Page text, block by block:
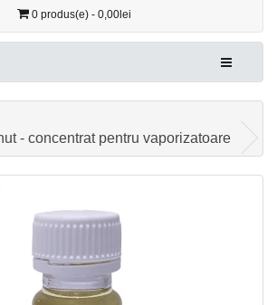
0 produs(e) - 0,00lei
- concentrat pentru vaporizatoare